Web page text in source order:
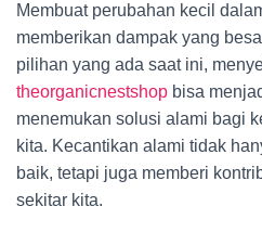
Membuat perubahan kecil
memberikan dampak yang
pilihan yang ada saat ini,
theorganicnestshop bisa
menemukan solusi alami bagi
kita. Kecantikan alami tidak
baik, tetapi juga memberi
sekitar kita.